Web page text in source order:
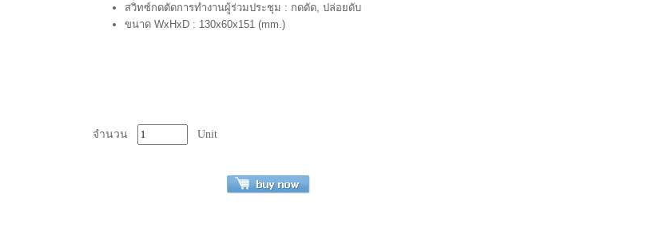
สวิทซ์กดตัดการทำงานผู้ร่วมประชุม : กดตัด, ปล่อยดับ
ขนาด WxHxD : 130x60x151 (mm.)
จำนวน Unit